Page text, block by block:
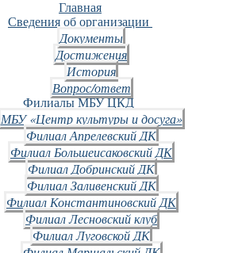
Главная
Сведения об организации
Документы
Достижения
История
Вопрос/ответ
Филиалы МБУ ЦКД
МБУ «Центр культуры и досуга»
Филиал Апрелевский ДК
Филиал Большеисаковский ДК
Филиал Добринский ДК
Филиал Заливенский ДК
Филиал Константиновский ДК
Филиал Лесновский клуб
Филиал Луговской ДК